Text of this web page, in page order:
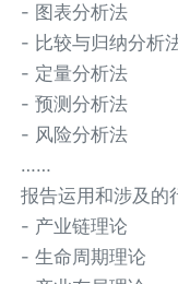
- 图表分析法
- 比较与归纳分析
- 定量分析法
- 预测分析法
- 风险分析法
……
报告运用和涉及的
- 产业链理论
- 生命周期理论